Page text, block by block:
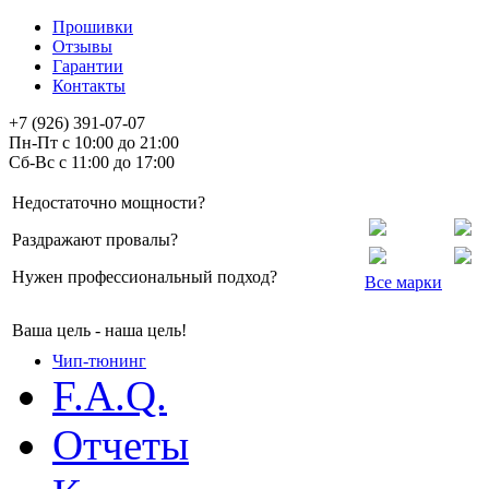
Прошивки
Отзывы
Гарантии
Контакты
+7 (926) 391-07-07
Пн-Пт с 10:00 до 21:00
Сб-Вс с 11:00 до 17:00
Недостаточно мощности?
Раздражают провалы?
Нужен профессиональный подход?
Ваша цель - наша цель!
Все марки
Чип-тюнинг
F.A.Q.
Отчеты